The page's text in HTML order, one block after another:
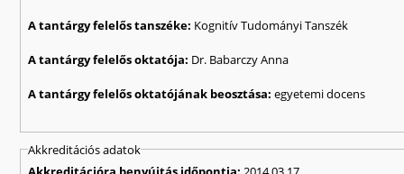
A tantárgy felelős tanszéke: Kognitív Tudományi Tanszék
A tantárgy felelős oktatója: Dr. Babarczy Anna
A tantárgy felelős oktatójának beosztása:egyetemi docens
Akkreditációs adatok